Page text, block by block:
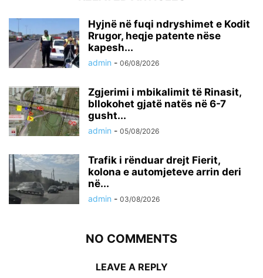
Hyjnë në fuqi ndryshimet e Kodit
Rrugor, heqje patente nëse
kapesh...
admin - 06/08/2026
Zgjerimi i mbikalimit të Rinasit,
bllokohet gjatë natës në 6-7
gusht...
admin - 05/08/2026
Trafik i rënduar drejt Fierit,
kolona e automjeteve arrin deri
në...
admin - 03/08/2026
NO COMMENTS
LEAVE A REPLY